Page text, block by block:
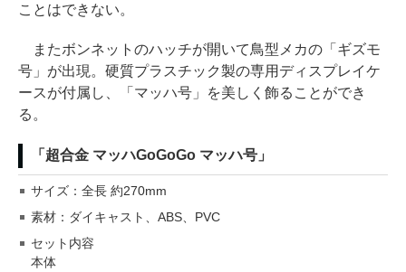
ことはできない。
またボンネットのハッチが開いて鳥型メカの「ギズモ
号」が出現。硬質プラスチック製の専用ディスプレイケ
ースが付属し、「マッハ号」を美しく飾ることができ
る。
「超合金 マッハGoGoGo マッハ号」
サイズ：全長 約270mm
素材：ダイキャスト、ABS、PVC
セット内容
本体